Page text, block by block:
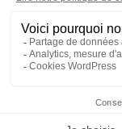
Gestion des
Jacques Pessis